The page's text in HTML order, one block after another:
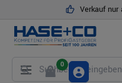
Verkauf nur
0